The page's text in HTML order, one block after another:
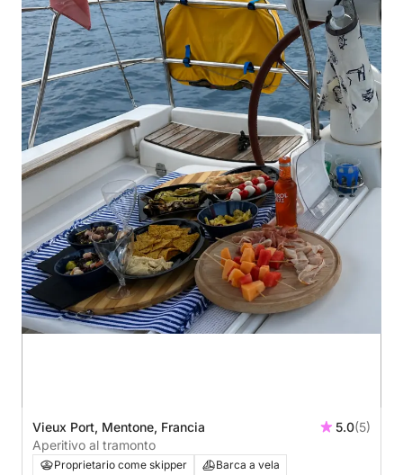
Vieux Port, Mentone, Francia 5.0(5)
Aperitivo al tramonto
Proprietario come skipper
Barca a vela